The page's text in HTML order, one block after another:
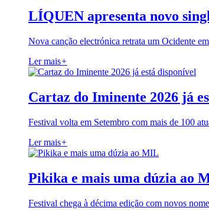
LÍQUEN apresenta novo
Nova canção electrónica retrata um Ocidente
Ler mais+
Cartaz do Iminente 2026 já
Festival volta em Setembro com mais de 100
Ler mais+
Pikika e mais uma dúzia ao
Festival chega à décima edição com novos